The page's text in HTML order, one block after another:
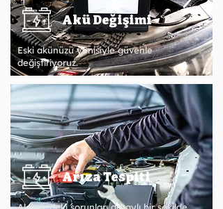
Akü Değişimi
Eski akünüzü yenisiyle güvenle
değiştiriyoruz.
Arıza Tespiti